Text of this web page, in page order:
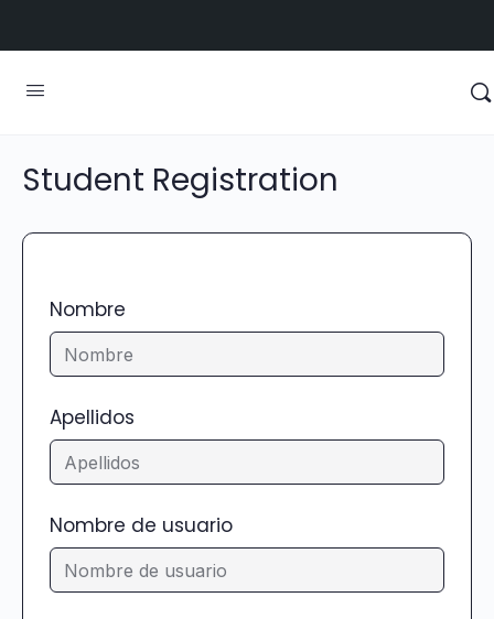
Student Registration
Nombre
Apellidos
Nombre de usuario